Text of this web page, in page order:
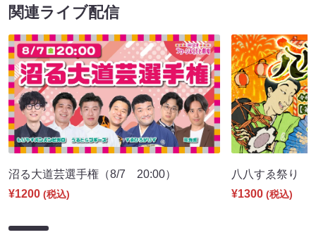
関連ライブ配信
沼る大道芸選手権（8/7 20:00）
¥1200 (税込)
八八すゑ祭り
¥1300 (税込)